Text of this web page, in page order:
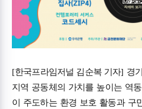
[한국프라임저널 김순복 기자] 경
지역 공동체의 가치를 높이는 역
이 주도하는 환경 보호 활동과 구